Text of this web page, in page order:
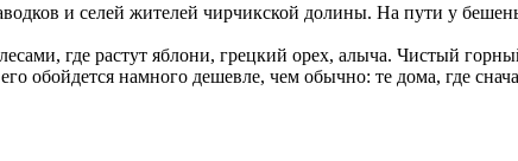
и селей жителей чирчикской долины. На пути у
где растут яблони, грецкий орех, алыча. Чистый
обойдется намного дешевле, чем обычно: те дома, где